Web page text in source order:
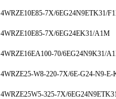
4WRZE10E85-7X/6EG24N9ETK31/
4WRZE10E85-7X/6EG24EK31/A1M
4WRZE16EA100-70/6EG24N9K31/
4WRZE25-W8-220-7X/6E-G24-N9-
4WRZE25W5-325-7X/